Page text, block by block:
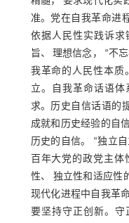
准。党在自我革命进
依据人民性实践诉求
旨、 理想信念， “不
我革命的人民性本质
立。自我革命话语
求。历史自信话语的
成就和历史经验的自
历史的自信。 “独立
百年大党的政党主体
性、 独立性和适应性
现代化进程中自我革
要坚持守正创新。